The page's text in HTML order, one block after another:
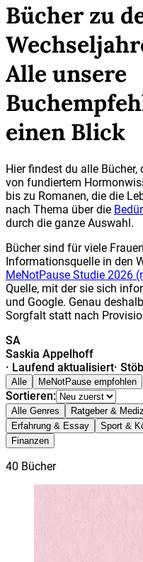
Bücher zu
Alle unsere
einen Blick
Hier findest du alle
von fundiertem
bis zu Romanen, die die
nach Thema über die
durch die ganze Auswahl.
Bücher sind für viele
Informationsquelle in den
MeNotPause Studie 2026
Quelle, mit der sie sich
und Google. Genau
Sorgfalt statt nach
SA
Saskia Appelhoff
· Laufend aktualisiert·
Alle MeNotPause empfohlen
Sortieren:
Alle Genres Ratgeber &
Erfahrung & Essay
Sport &
Finanzen
40 Bücher